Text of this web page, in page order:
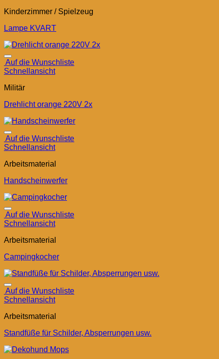
Kinderzimmer / Spielzeug
Lampe KVART
Auf die Wunschliste
Schnellansicht
Militär
Drehlicht orange 220V 2x
Auf die Wunschliste
Schnellansicht
Arbeitsmaterial
Handscheinwerfer
Auf die Wunschliste
Schnellansicht
Arbeitsmaterial
Campingkocher
Auf die Wunschliste
Schnellansicht
Arbeitsmaterial
Standfüße für Schilder, Absperrungen usw.